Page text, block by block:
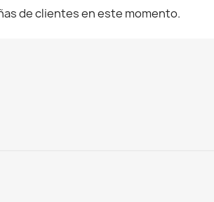
de clientes en este momento.